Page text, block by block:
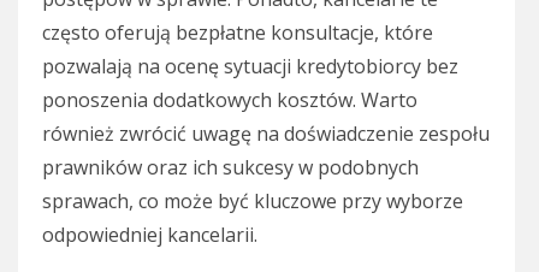
często oferują bezpłatne konsultacje, które
pozwalają na ocenę sytuacji kredytobiorcy bez
ponoszenia dodatkowych kosztów. Warto
również zwrócić uwagę na doświadczenie zespołu
prawników oraz ich sukcesy w podobnych
sprawach, co może być kluczowe przy wyborze
odpowiedniej kancelarii.